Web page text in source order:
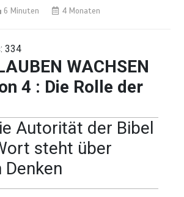
6 Minuten 4 Monaten
334
WACHSEN
4 : Die Rolle der
Autorität der Bibel
steht über
Denken